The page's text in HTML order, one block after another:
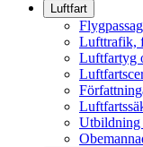
Luftfart
Lufttrafik,
Luftfartyg
Utbildning